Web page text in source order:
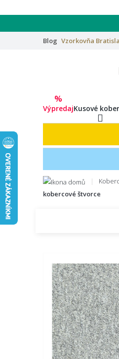
Blog Vzorkovňa
%
VýpredajKusové
kobercové štvorce